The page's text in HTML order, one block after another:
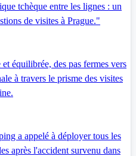
tchèque entre les lignes : un
de visites à Prague."
équilibrée, des pas fermes vers
à travers le prisme des visites
a appelé à déployer tous les
après l'accident survenu dans